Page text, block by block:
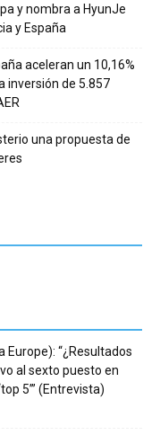
y nombra a HyunJe
y España
aceleran un 10,16%
inversión de 5.857
una propuesta de
“¿Resultados
al sexto puesto en
5’” (Entrevista)